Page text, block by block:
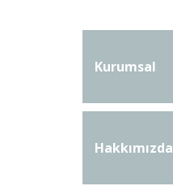
Kurumsal
Hakkımızda